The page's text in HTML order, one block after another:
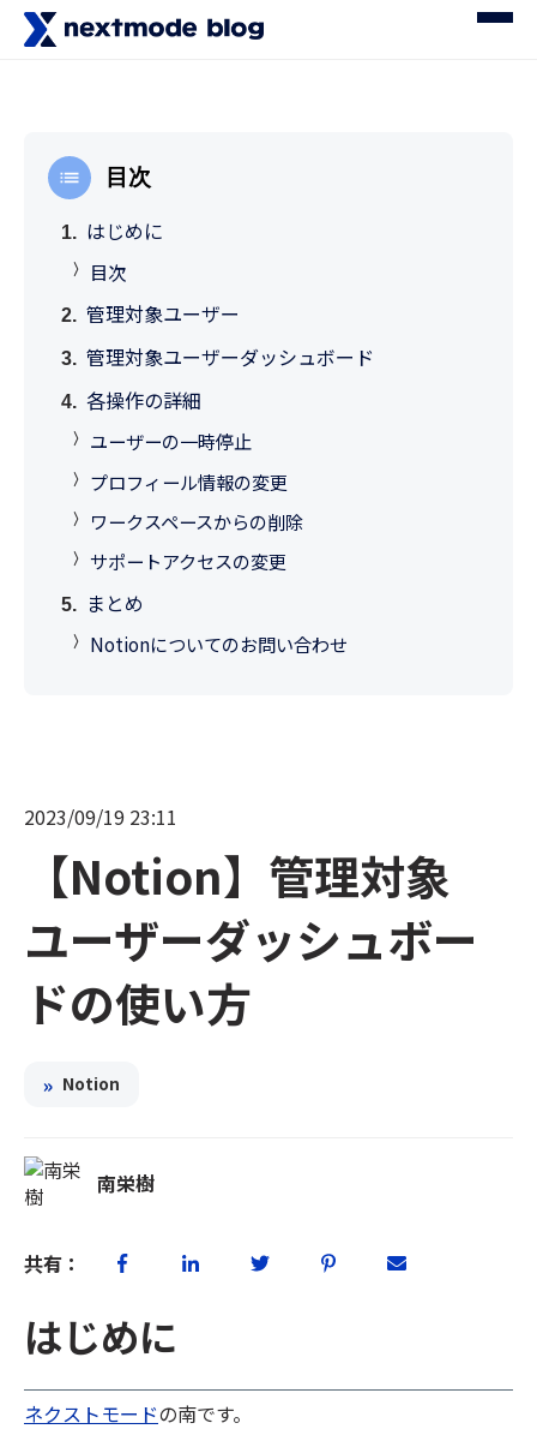
目次
はじめに
目次
管理対象ユーザー
管理対象ユーザーダッシュボード
各操作の詳細
ユーザーの一時停止
プロフィール情報の変更
ワークスペースからの削除
サポートアクセスの変更
まとめ
Notionについてのお問い合わせ
2023/09/19 23:11
【Notion】管理対象
ユーザーダッシュボー
ドの使い方
» Notion
南栄樹
共有：
はじめに
ネクストモードの南です。